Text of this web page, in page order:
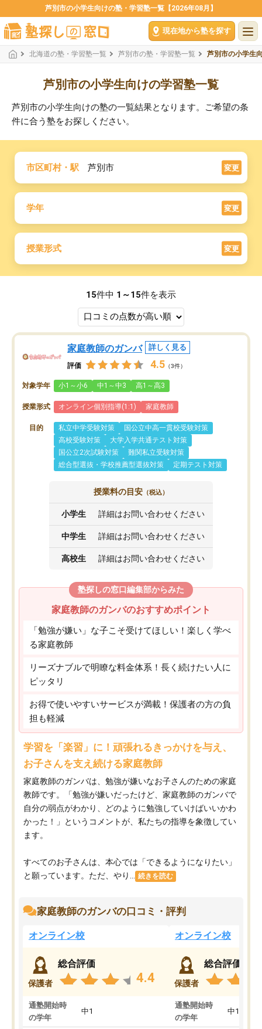
芦別市の小学生向けの塾・学習塾一覧【2026年08月】
現在地から塾を探す
北海道の塾・学習塾一覧 芦別市の塾・学習塾一覧 芦別市の小学生
芦別市の小学生向けの学習塾一覧
芦別市の小学生向けの塾の一覧結果となります。ご希望の条
件に合う塾をお探しください。
市区町村・駅 芦別市 変更
学年 変更
授業形式 変更
15件中 1～15件を表示
家庭教師のガンバ 詳しく見る
評価 4.5 （3件）
対象学年 小1～小6 中1～中3 高1～高3
授業形式 オンライン個別指導(1:1) 家庭教師
目的 私立中学受験対策
国公立中高一貫校受験対策
高校受験対策
大学入学共通テスト対策
国公立2次試験対策
難関私立受験対策
総合型選抜・学校推薦型選抜対策
定期テスト対策
授業料の目安 （税込）
小学生 詳細はお問い合わせください
中学生 詳細はお問い合わせください
高校生 詳細はお問い合わせください
塾探しの窓口編集部からみた
家庭教師のガンバのおすすめポイント
「勉強が嫌い」な子こそ受けてほしい！楽しく学べ
る家庭教師
リーズナブルで明瞭な料金体系！長く続けたい人に
ピッタリ
お得で使いやすいサービスが満載！保護者の方の負
担も軽減
学習を「楽習」に！頑張れるきっかけを与え、
お子さんを支え続ける家庭教師
家庭教師のガンバは、勉強が嫌いなお子さんのための家庭
教師です。「勉強が嫌いだったけど、家庭教師のガンバで
自分の弱点がわかり、どのように勉強していけばいいかわ
かった！」というコメントが、私たちの指導を象徴してい
ます。
すべてのお子さんは、本心では「できるようになりたい」
と願っています。ただ、やり...
続きを読む
家庭教師のガンバの口コミ・評判
オンライン校
保護者
総合評価
4.4
通塾開始時
の学年
中1
オンライン校
保護者
総合評価
通塾開始時
の学年
中1